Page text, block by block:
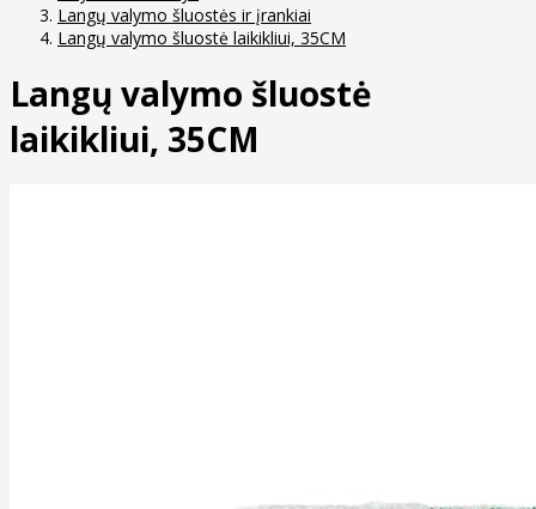
Langų valymo šluostės ir įrankiai
Langų valymo šluostė laikikliui, 35CM
Langų valymo šluostė
laikikliui, 35CM